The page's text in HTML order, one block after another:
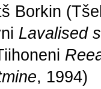
Borkin
Lavalised
, 1994)